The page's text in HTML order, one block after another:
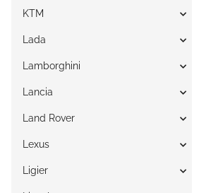
KTM
Lada
Lamborghini
Lancia
Land Rover
Lexus
Ligier